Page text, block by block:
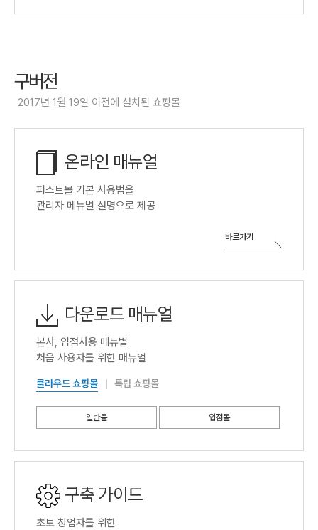
구버전
2017년 1월 19일 이전에 설치된 쇼핑몰
온라인 매뉴얼
퍼스트몰 기본 사용법을
관리자 메뉴별 설명으로 제공
바로가기
다운로드 매뉴얼
본사, 입점사용 메뉴별
처음 사용자를 위한 매뉴얼
클라우드 쇼핑몰 독립 쇼핑몰
일반몰 입점몰
구축 가이드
초보 창업자를 위한